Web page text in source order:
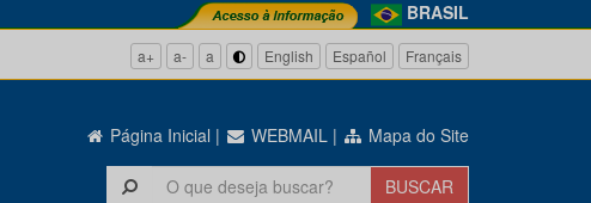
BRASIL
a+ a- a English Español Français
Página Inicial | WEBMAIL | Mapa do Site